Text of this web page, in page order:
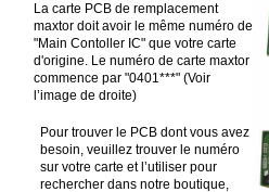
La carte PCB de remplacement
maxtor doit avoir le même numéro de
"Main Contoller IC" que votre carte
d'origine. Le numéro de carte maxtor
commence par "0401***" (Voir
l’image de droite)
Pour trouver le PCB dont vous avez
besoin, veuillez trouver le numéro
sur votre carte et l’utiliser pour
rechercher dans notre boutique,